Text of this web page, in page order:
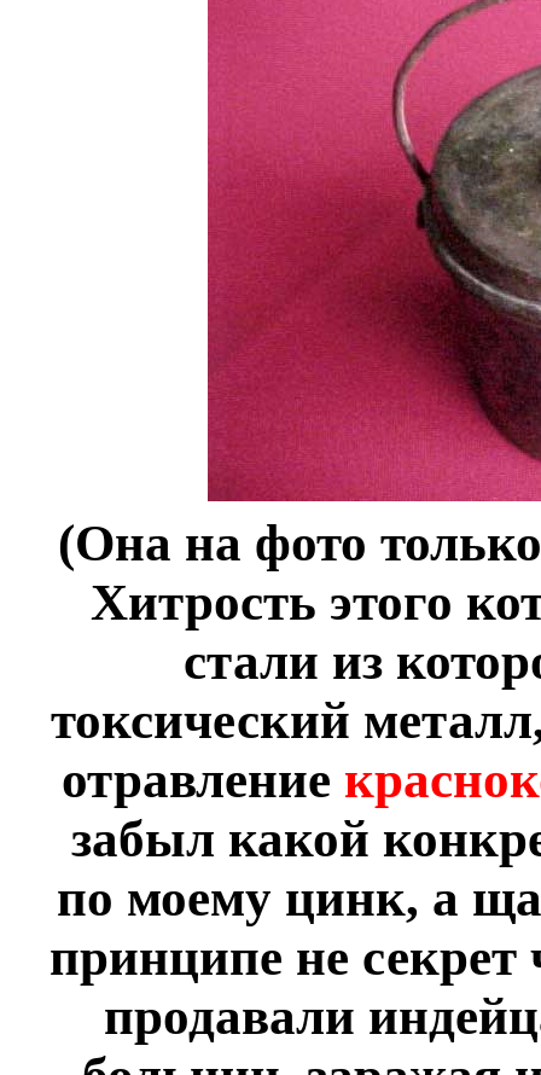
(Она на фото
Хитрость этого
стали из
токсический
отравление
забыл какой
по моему цинк, а
принципе не
продавали